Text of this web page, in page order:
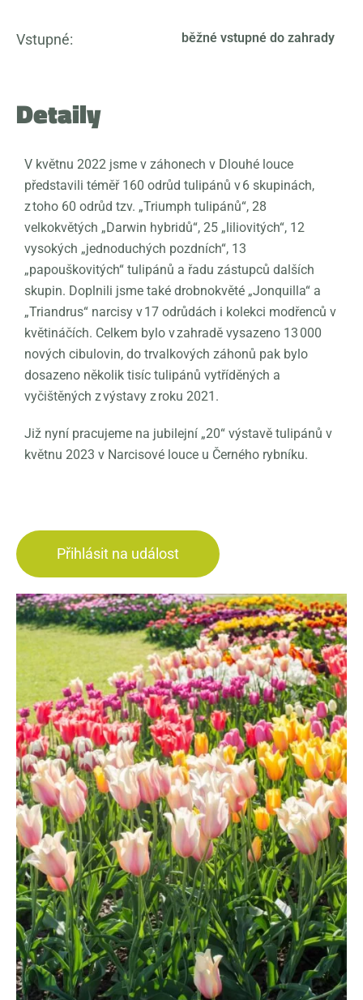
Vstupné: běžné vstupné do zahrady
Detaily
V květnu 2022 jsme v záhonech v Dlouhé louce
představili téměř 160 odrůd tulipánů v 6 skupinách,
z toho 60 odrůd tzv. „Triumph tulipánů“, 28
velkokvětých „Darwin hybridů“, 25 „liliovitých“, 12
vysokých „jednoduchých pozdních“, 13
„papouškovitých“ tulipánů a řadu zástupců dalších
skupin. Doplnili jsme také drobnokvěté „Jonquilla“ a
„Triandrus“ narcisy v 17 odrůdách i kolekci modřenců v
květináčích. Celkem bylo v zahradě vysazeno 13 000
nových cibulovin, do trvalkových záhonů pak bylo
dosazeno několik tisíc tulipánů vytříděných a
vyčištěných z výstavy z roku 2021.
Již nyní pracujeme na jubilejní „20“ výstavě tulipánů v
květnu 2023 v Narcisové louce u Černého rybníku.
Přihlásit na událost